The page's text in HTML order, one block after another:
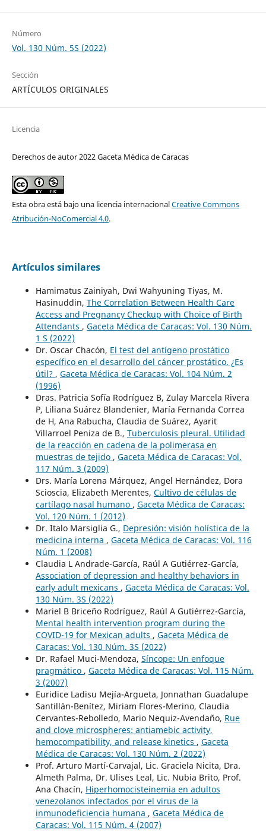
Número
Vol. 130 Núm. 5S (2022)
Sección
ARTÍCULOS ORIGINALES
Licencia
Derechos de autor 2022 Gaceta Médica de Caracas
Esta obra está bajo una licencia internacionalCreative Commons
Atribución-NoComercial 4.0.
Artículos similares
Hamimatus Zainiyah, Dwi Wahyuning Tiyas, M.
Hasinuddin, The Correlation Between Health Care
Access and Pregnancy Checkup with Choice of Birth
Attendants , Gaceta Médica de Caracas: Vol. 130 Núm.
1 S (2022)
Dr. Oscar Chacón, El test del antígeno prostático
específico en el desarrollo del cáncer prostático. ¿Es
útil? , Gaceta Médica de Caracas: Vol. 104 Núm. 2
(1996)
Dras. Patricia Sofía Rodríguez B, Zulay Marcela Rivera
P, Liliana Suárez Blandenier, María Fernanda Correa
de H, Ana Rabucha, Claudia de Suárez, Ayarit
Villarroel Peniza de B., Tuberculosis pleural. Utilidad
de la reacción en cadena de la polimerasa en
muestras de tejido , Gaceta Médica de Caracas: Vol.
117 Núm. 3 (2009)
Drs. María Lorena Márquez, Angel Hernández, Dora
Scioscia, Elizabeth Merentes, Cultivo de células de
cartílago nasal humano , Gaceta Médica de Caracas:
Vol. 120 Núm. 1 (2012)
Dr. Italo Marsiglia G., Depresión: visión holística de la
medicina interna , Gaceta Médica de Caracas: Vol. 116
Núm. 1 (2008)
Claudia L Andrade-García, Raúl A Gutiérrez-García,
Association of depression and healthy behaviors in
early adult mexicans , Gaceta Médica de Caracas: Vol.
130 Núm. 3S (2022)
Mariel B Briceño Rodríguez, Raúl A Gutiérrez-García,
Mental health intervention program during the
COVID-19 for Mexican adults , Gaceta Médica de
Caracas: Vol. 130 Núm. 3S (2022)
Dr. Rafael Muci-Mendoza, Síncope: Un enfoque
pragmático , Gaceta Médica de Caracas: Vol. 115 Núm.
3 (2007)
Euridice Ladisu Mejía-Argueta, Jonnathan Guadalupe
Santillán-Benítez, Miriam Flores-Merino, Claudia
Cervantes-Rebolledo, Mario Nequiz-Avendaño, Rue
and clove microspheres: antiamebic activity,
hemocompatibility, and release kinetics , Gaceta
Médica de Caracas: Vol. 130 Núm. 2 (2022)
Prof. Arturo Martí-Carvajal, Lic. Graciela Nicita, Dra.
Almeth Palma, Dr. Ulises Leal, Lic. Nubia Brito, Prof.
Ana Chacín, Hiperhomocisteinemia en adultos
venezolanos infectados por el virus de la
inmunodeficiencia humana , Gaceta Médica de
Caracas: Vol. 115 Núm. 4 (2007)